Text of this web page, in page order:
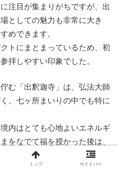
注目が集まりがちですが、出
としての魅力も非常に大き
めできます。
トにまとまっているため、初
拝しやすい印象でした。
む「出釈迦寺」は、弘法大師
、七ヶ所まいりの中でも特に
内はとても心地よいエネルギ
をなでて福を授かった後は、
師さまの歴史に思いを馳せて
トップ サイドバー